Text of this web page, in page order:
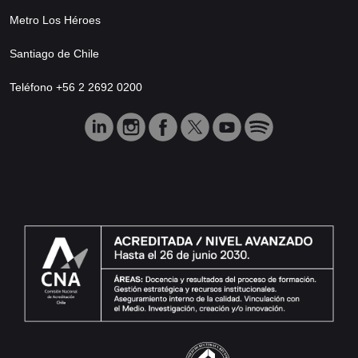
Metro Los Héroes
Santiago de Chile
Teléfono +56 2 2692 0200